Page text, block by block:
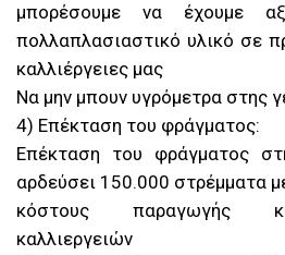
μπορέσουμε να έχουμε
πολλαπλασιαστικό υλικό σε
καλλιέργειες μας
Να μην μπουν υγρόμετρα στης
4) Επέκταση του φράγματος:
Επέκταση του φράγματος
αρδεύσει 150.000 στρέμματα
κόστους παραγωγής
καλλιεργειών